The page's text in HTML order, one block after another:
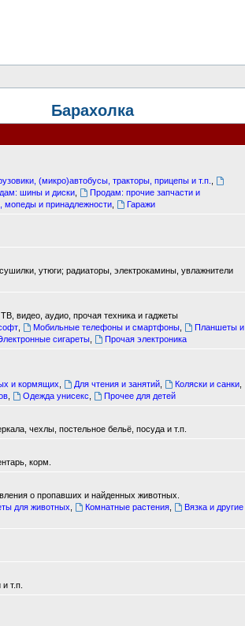
Барахолка
(микро)автобусы, тракторы, прицепы и т.п.
шины и диски
Продам: прочие запчасти и
мопеды и принадлежности Гаражи
утюги; радиаторы, электрокамины, увлажнители
видео, аудио, прочая техника и гаджеты
Мобильные телефоны и смартфоны
Планшеты и
сигареты, Прочая электроника
и кормящих Для чтения и занятий, Коляски и санки,
, Одежда унисекс Прочее для детей
чехлы, постельное бельё, посуда и т.п.
корм.
о пропавших и найденных животных.
для животных Комнатные растения,
Вязка и другие
т.п.